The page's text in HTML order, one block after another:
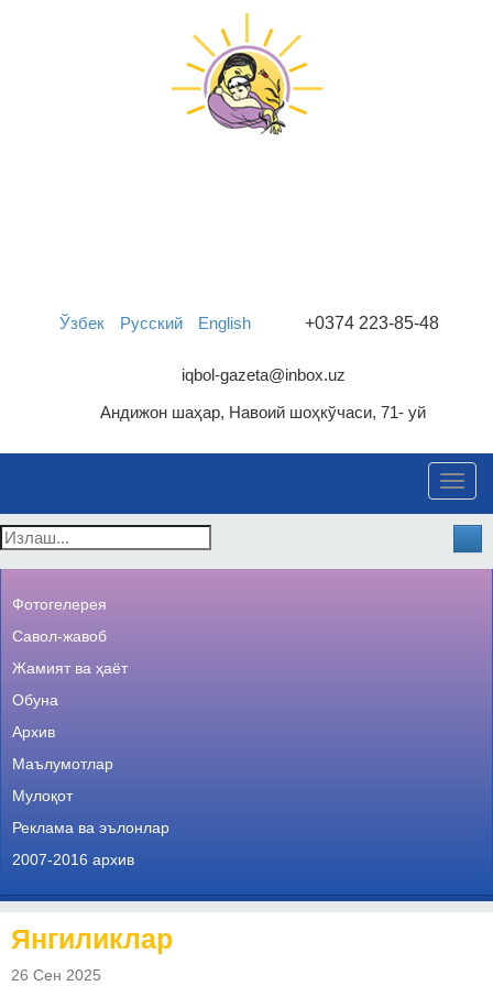
Ўзбек Русский English +0374 223-85-48
iqbol-gazeta@inbox.uz
Андижон шаҳар, Навоий шоҳкўчаси, 71- уй
Фотогелерея
Савол-жавоб
Жамият ва ҳаёт
Обуна
Архив
Маълумотлар
Мулоқот
Реклама ва эълонлар
2007-2016 архив
Янгиликлар
26 Сен 2025